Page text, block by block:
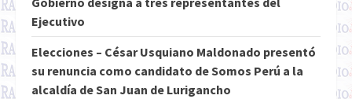
Ejecutivo
Elecciones – César Usquiano Maldonado presentó
su renuncia como candidato de Somos Perú a la
alcaldía de San Juan de Lurigancho